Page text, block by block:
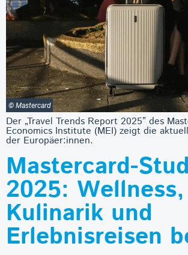
© Mastercard
Der „Travel Trends Report 2025” des
Economics Institute (MEI) zeigt die
der Europäer:innen.
Mastercard-
2025: Wellness,
Kulinarik und
Erlebnisreisen